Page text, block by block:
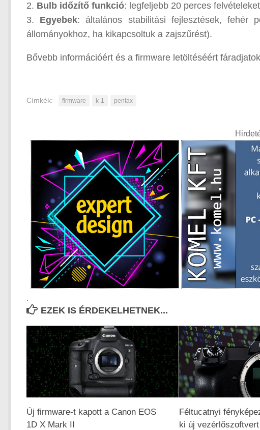
2. Bulb időzítő funkció: legfeljebb 20 perces
3. Egyebek: általános stabilitási fejlesztések, fehér
állományokhoz, ha kikapcsoltuk a zajszűrést).
Bővebb információért és a firmware letöltéséért fáradjatok
Címkék: firmware k-1 pentax
.
EZEK IS ÉRDEKELHETNEK...
Új firmware-t kapott a Canon EOS
1D X Mark II
Féltucatnyi
ki új